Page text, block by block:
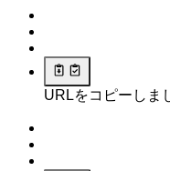
URLをコピーしま